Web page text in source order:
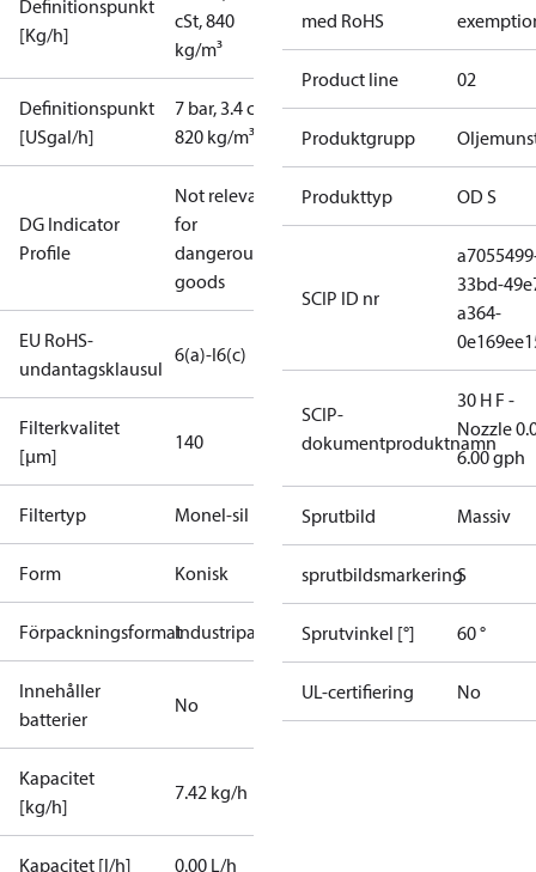
Definitionspunkt
[Kg/h]
cSt, 840
kg/m³
Definitionspunkt
[USgal/h]
7 bar, 3.4 cSt,
820 kg/m³
DG Indicator
Profile
Not relevant
for
dangerous
goods
EU RoHS-
undantagsklausul
6(a)-I6(c)
Filterkvalitet
[µm]
140
Filtertyp Monel-sil
Form Konisk
FörpackningsformatIndustripack
Innehåller
batterier
No
Kapacitet
[kg/h]
7.42 kg/h
Kapacitet [l/h] 0.00 L/h
med RoHS
Product line 02
Produktgrupp
Produkttyp OD S
SCIP ID nr
33bd-
a364-
SCIP-
dokumentproduktnamn
30 H F -
Nozzle
6.00 gph
Sprutbild Massiv
sprutbildsmarkeringS
Sprutvinkel [°] 60 °
UL-certifiering No